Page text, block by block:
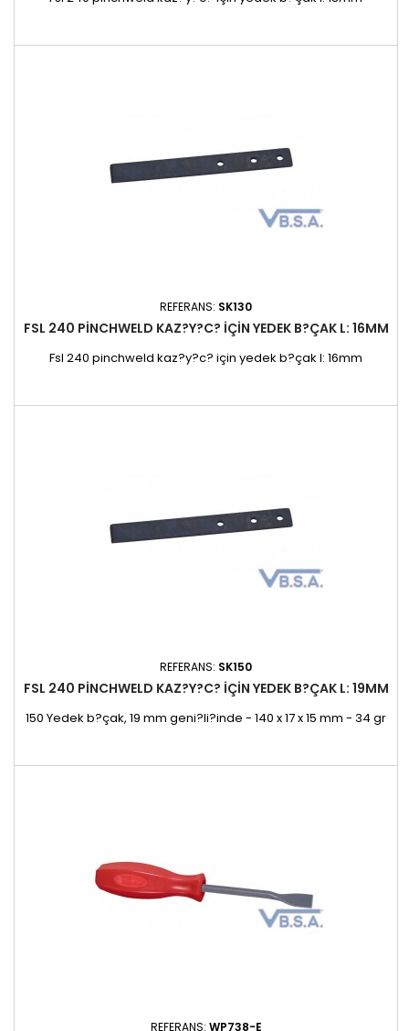
REFERANS: SK130
FSL 240 PINCHWELD KAZ?Y?C? IÇIN YEDEK B?ÇAK L: 16MM
Fsl 240 pinchweld kaz?y?c? için yedek b?çak l: 16mm
REFERANS: SK150
FSL 240 PINCHWELD KAZ?Y?C? IÇIN YEDEK B?ÇAK L: 19MM
150 Yedek b?çak, 19 mm geni?li?inde - 140 x 17 x 15 mm - 34 gr
REFERANS: WP738-E